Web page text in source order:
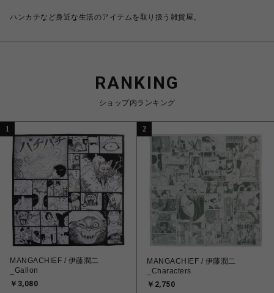
ハンカチなど身近な生活のアイテムを取り扱う雑貨屋。
RANKING
ショップ内ランキング
1
MANGACHIEF / 伊藤潤二
_Gallon
￥3,080
2
MANGACHIEF / 伊藤潤二
_Characters
￥2,750